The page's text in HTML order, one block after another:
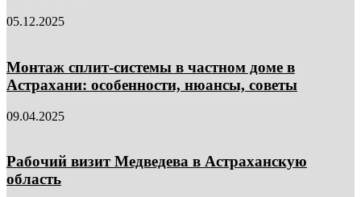
05.12.2025
Монтаж сплит-системы в частном доме в
Астрахани: особенности, нюансы, советы
09.04.2025
Рабочий визит Медведева в Астраханскую
область